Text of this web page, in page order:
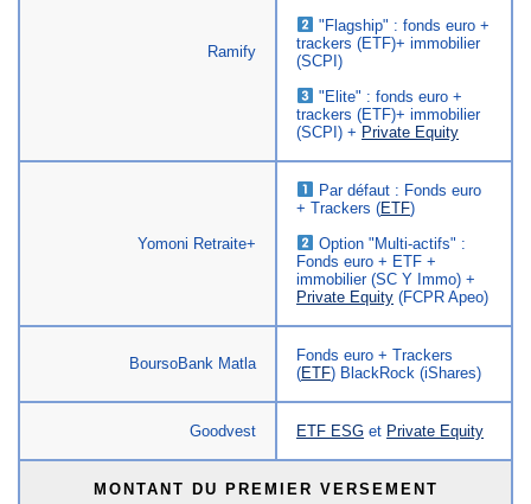
Ramify
"Flagship" : fonds euro +
trackers (ETF)+ immobilier
(SCPI)
"Elite" : fonds euro +
trackers (ETF)+ immobilier
(SCPI) + Private Equity
Yomoni Retraite+
Par défaut : Fonds euro
+ Trackers (ETF)
Option "Multi-actifs" :
Fonds euro + ETF +
immobilier (SC Y Immo) +
Private Equity (FCPR Apeo)
BoursoBank Matla
Fonds euro + Trackers
(ETF) BlackRock (iShares)
Goodvest ETF ESG et Private Equity
MONTANT DU PREMIER VERSEMENT